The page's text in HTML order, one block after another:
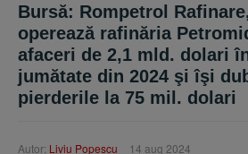
Bursă: Rompetrol
operează rafinăria
afaceri de 2,1 mld. dolari
jumătate din 2024 şi îşi
pierderile la 75 mil. dolari
Autor: Liviu Popescu 14 aug 2024